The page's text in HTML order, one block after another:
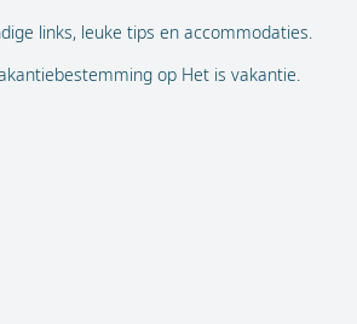
links, leuke tips en accommodaties.
op Het is vakantie.